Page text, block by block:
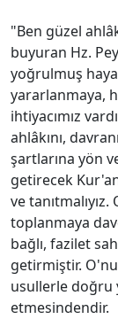
"Ben güzel
buyuran Hz.
yoğrulmuş
yararlanmaya,
ihtiyacımız
ahlâkını,
şartlarına yön
getirecek
ve
toplanmaya
bağlı, fazilet
getirmiştir.
usullerle doğru
etmesindendir.